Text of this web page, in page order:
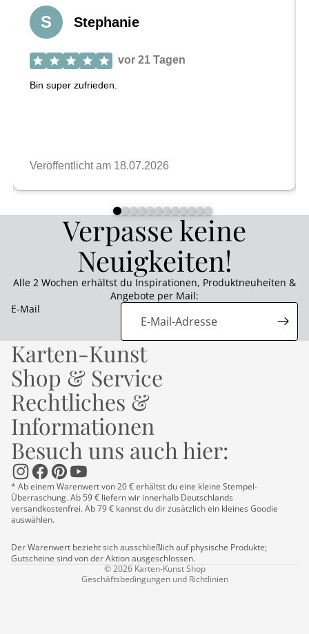
Verpasse keine
Neuigkeiten!
Alle 2 Wochen erhältst du Inspirationen, Produktneuheiten &
Angebote per Mail:
E-Mail
Karten-Kunst
Shop & Service
Rechtliches &
Informationen
Besuch uns auch hier:
* Ab einem Warenwert von 20 € erhältst du eine kleine Stempel-
Überraschung. Ab 59 € liefern wir innerhalb Deutschlands
versandkostenfrei. Ab 79 € kannst du dir zusätzlich ein kleines Goodie
auswählen.
Der Warenwert bezieht sich ausschließlich auf physische Produkte;
Gutscheine sind von der Aktion ausgeschlossen.
© 2026 Karten-Kunst Shop
Geschäftsbedingungen und Richtlinien
Datenschutzerklärung
Impressum
Kontaktinformationen
Versand
Widerrufsrecht